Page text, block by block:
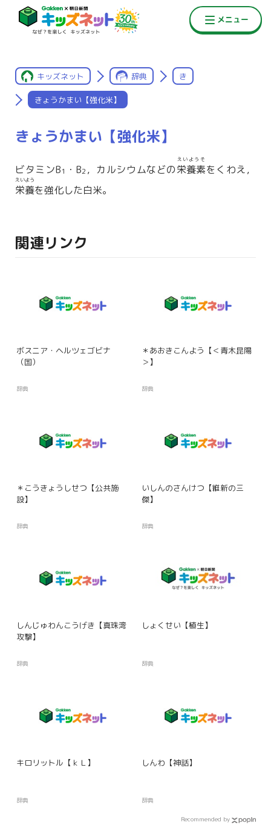
キッズネット 辞典 き
きょうかまい【強化米】
きょうかまい【強化米】
ビタミンB1 ・B2 ，カルシウムなどの栄養素
えいようそ
をくわえ，
栄養
えいよう
を強化した白米。
関連リンク
ボスニア・ヘルツェゴビナ
（国）
辞典
＊あおきこんよう【＜青木昆陽
＞】
辞典
＊こうきょうしせつ【公共施
設】
辞典
いしんのさんけつ【維新の三
傑】
辞典
しんじゅわんこうげき【真珠湾
攻撃】
辞典
しょくせい【植生】
辞典
キロリットル【ｋＬ】
辞典
しんわ【神話】
辞典
Recommended by